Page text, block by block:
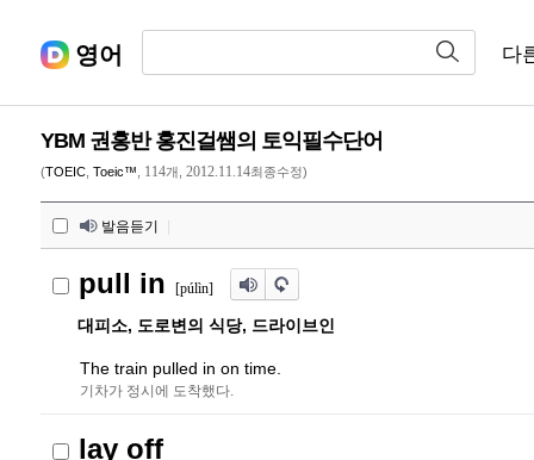
영어 다
YBM 권홍반 홍진걸쌤의 토익필수단어
(TOEIC Toeic™ 114개, 2012.11.14최종수정)
발음듣기
pull in [púlìn]
대피소, 도로변의 식당, 드라이브인
The train pulled in on time.
기차가 정시에 도착했다.
lay off